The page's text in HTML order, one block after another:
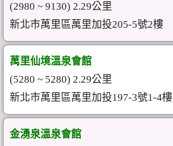
(2980 ~ 9130) 2.29公里
新北市萬里區萬里加投205-5號2樓
萬里仙境溫泉會館
(5280 ~ 5280) 2.29公里
新北市萬里區萬里加投197-3號1-4樓
金湧泉溫泉會館